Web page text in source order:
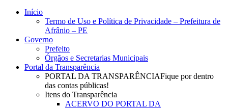
Close
Início
Termo de Uso e Política de Privacidade – Prefeitura de
Afrânio – PE
Governo
Prefeito
Órgãos e Secretarias Municipais
Portal da Transparência
PORTAL DA TRANSPARÊNCIAFique por dentro
das contas públicas!
Itens do Transparência
ACERVO DO PORTAL DA